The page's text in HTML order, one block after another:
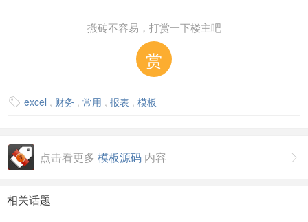
搬砖不容易，打赏一下楼主吧
赏
 excel , 财务 , 常用 , 报表 , 模板

点击看更多 模板源码 内容
相关话题